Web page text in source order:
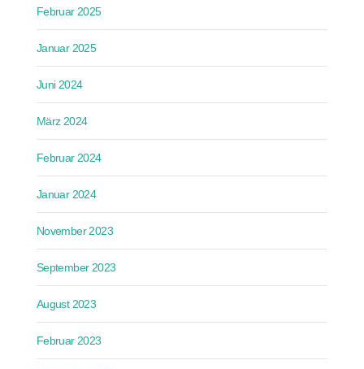
Februar 2025
Januar 2025
Juni 2024
März 2024
Februar 2024
Januar 2024
November 2023
September 2023
August 2023
Februar 2023